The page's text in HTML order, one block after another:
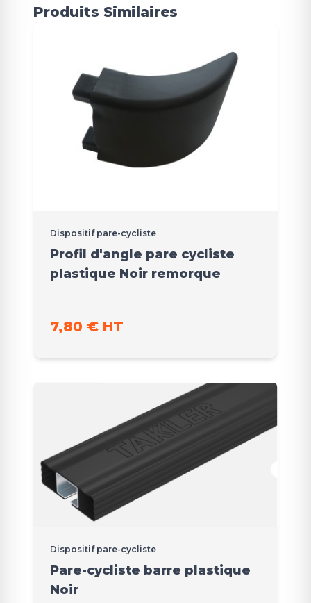
Produits Similaires
Dispositif pare-cycliste
Profil d'angle pare cycliste
plastique Noir remorque
7,80 € HT
Dispositif pare-cycliste
Pare-cycliste barre plastique
Noir